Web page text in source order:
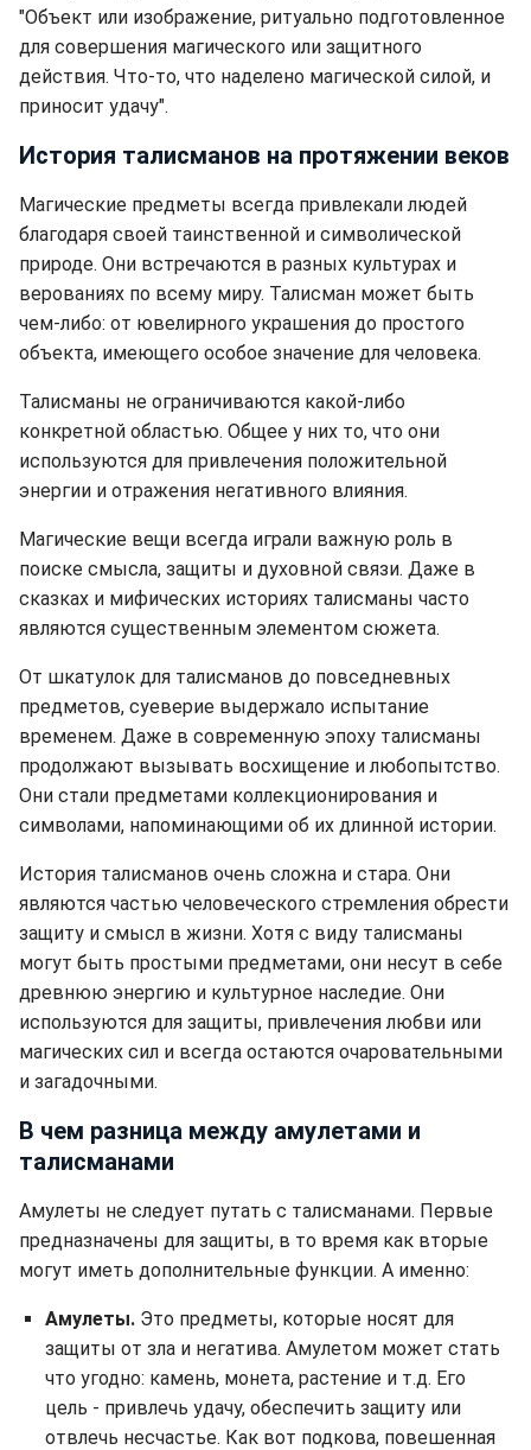
"Объект или изображение, ритуально подготовленное
для совершения магического или защитного
действия. Что-то, что наделено магической силой, и
приносит удачу".
История талисманов на протяжении веков
Магические предметы всегда привлекали людей
благодаря своей таинственной и символической
природе. Они встречаются в разных культурах и
верованиях по всему миру. Талисман может быть
чем-либо: от ювелирного украшения до простого
объекта, имеющего особое значение для человека.
Талисманы не ограничиваются какой-либо
конкретной областью. Общее у них то, что они
используются для привлечения положительной
энергии и отражения негативного влияния.
Магические вещи всегда играли важную роль в
поиске смысла, защиты и духовной связи. Даже в
сказках и мифических историях талисманы часто
являются существенным элементом сюжета.
От шкатулок для талисманов до повседневных
предметов, суеверие выдержало испытание
временем. Даже в современную эпоху талисманы
продолжают вызывать восхищение и любопытство.
Они стали предметами коллекционирования и
символами, напоминающими об их длинной истории.
История талисманов очень сложна и стара. Они
являются частью человеческого стремления обрести
защиту и смысл в жизни. Хотя с виду талисманы
могут быть простыми предметами, они несут в себе
древнюю энергию и культурное наследие. Они
используются для защиты, привлечения любви или
магических сил и всегда остаются очаровательными
и загадочными.
В чем разница между амулетами и
талисманами
Амулеты не следует путать с талисманами. Первые
предназначены для защиты, в то время как вторые
могут иметь дополнительные функции. А именно:
Амулеты. Это предметы, которые носят для
защиты от зла и негатива. Амулетом может стать
что угодно: камень, монета, растение и т.д. Его
цель - привлечь удачу, обеспечить защиту или
отвлечь несчастье. Как вот подкова, повешенная